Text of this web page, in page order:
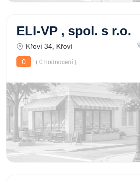
ELI-VP , spol. s r.o.
Křoví 34, Křoví
0
( 0 hodnocení )